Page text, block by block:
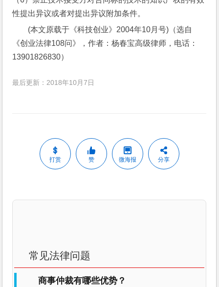
性提出异议或者对提出异议附加条件。
(本文原载于《科技创业》2004年10月号)（选自
《创业法律108问》，作者：杨春宝高级律师，电话：
13901826830）
最后更新：2018年10月7日
打赏 赞 微海报 分享
常见法律问题
商事仲裁有哪些优势？